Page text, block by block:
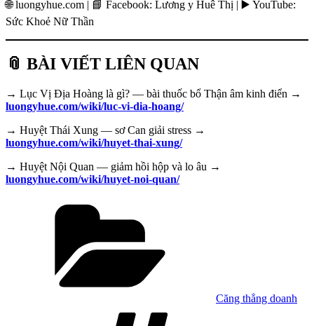
🌐 luongyhue.com | 📘 Facebook: Lương y Huê Thị | ▶️ YouTube:
Sức Khoẻ Nữ Thần
📎 BÀI VIẾT LIÊN QUAN
→ Lục Vị Địa Hoàng là gì? — bài thuốc bổ Thận âm kinh điển →
luongyhue.com/wiki/luc-vi-dia-hoang/
→ Huyệt Thái Xung — sơ Can giải stress →
luongyhue.com/wiki/huyet-thai-xung/
→ Huyệt Nội Quan — giảm hồi hộp và lo âu →
luongyhue.com/wiki/huyet-noi-quan/
Căng thẳng doanh